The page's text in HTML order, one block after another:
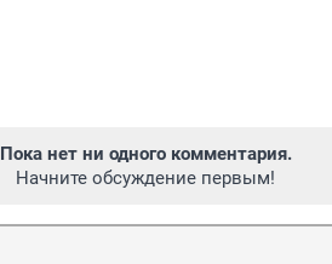
Пока нет ни одного комментария.
Начните обсуждение первым!